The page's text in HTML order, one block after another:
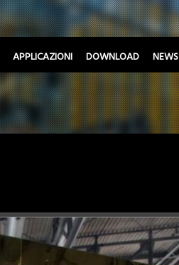
APPLICAZIONI DOWNLOAD NEWS